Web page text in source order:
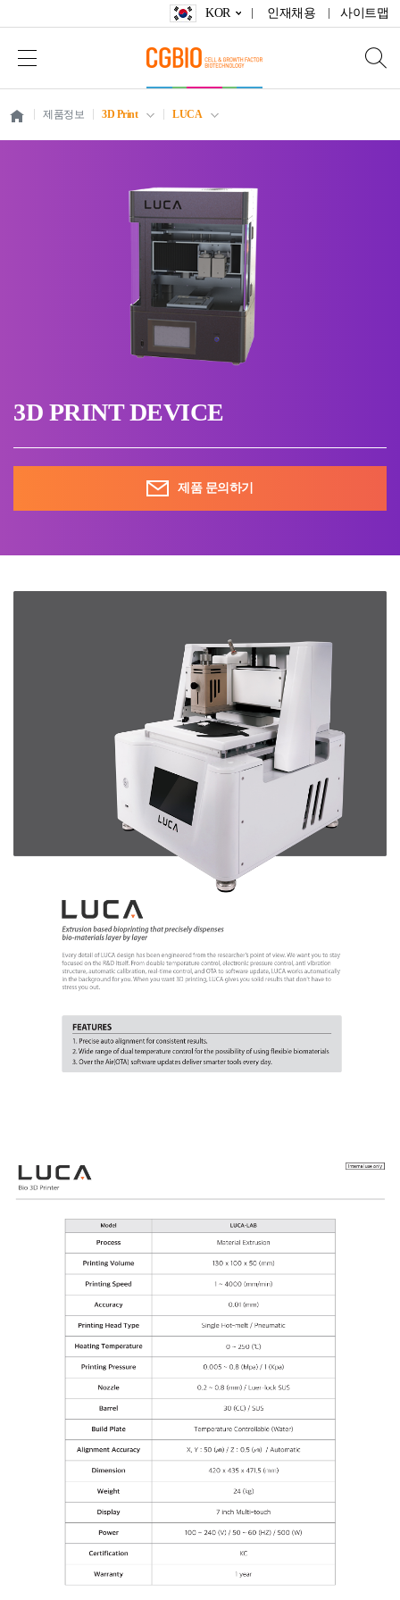
KOR 인재채용 사이트맵
제품정보 3D Print LUCA
3D PRINT DEVICE
제품 문의하기